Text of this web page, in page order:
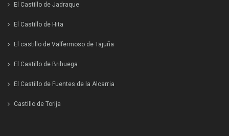
El Castillo de Jadraque
El Castillo de Hita
El castillo de Valfermoso de Tajuña
El Castillo de Brihuega
El Castillo de Fuentes de la Alcarria
Castillo de Torija